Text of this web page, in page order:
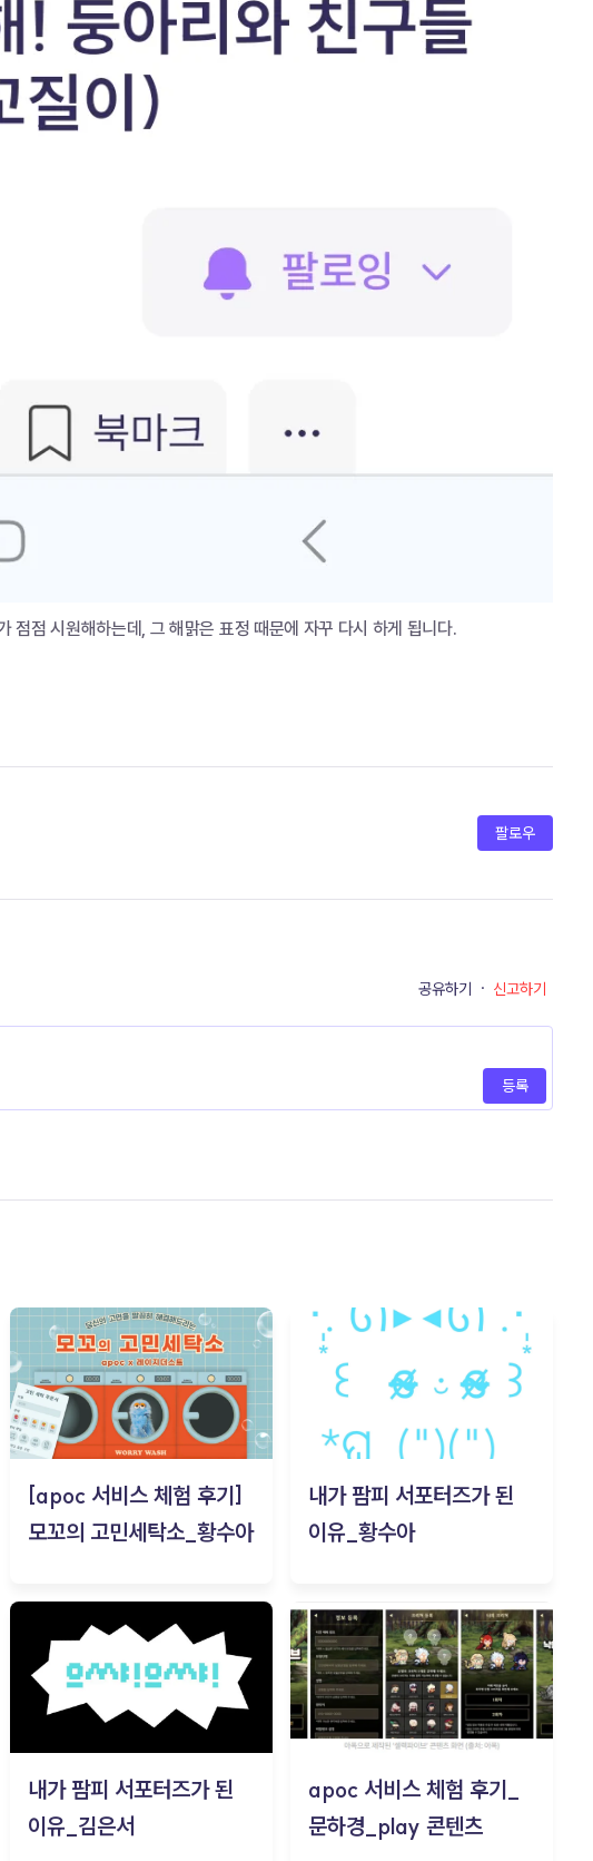
점점 시원해하는데, 그 해맑은 표정 때문에 자꾸 다시 하게 됩니다.
팔로우
공유하기 · 신고하기
등록
[apoc 서비스 체험 후기]
모꼬의 고민세탁소_황수아
내가 팜피 서포터즈가 된
이유_황수아
내가 팜피 서포터즈가 된
이유_김은서
apoc 서비스 체험 후기_
문하경_play 콘텐츠